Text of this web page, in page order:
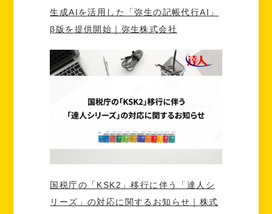
生成AIを活用した「弥生の記帳代行AI」
β版を提供開始｜弥生株式会社
国税庁の「KSK2」移行に伴う「達人シ
リーズ」の対応に関するお知らせ｜株式